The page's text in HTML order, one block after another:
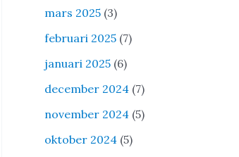
mars 2025 (3)
februari 2025 (7)
januari 2025 (6)
december 2024 (7)
november 2024 (5)
oktober 2024 (5)